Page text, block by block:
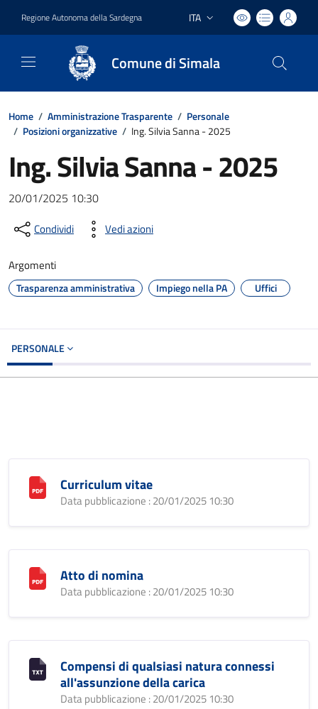
Regione Autonoma della Sardegna Lingua attiva:
ITA
Comune di Simala
Home / Amministrazione Trasparente / Personale
/ Posizioni organizzative / Ing. Silvia Sanna - 2025
Ing. Silvia Sanna - 2025
20/01/2025 10:30
Condividi Vedi azioni
Argomenti
Trasparenza amministrativa Impiego nella PA Uffici
PERSONALE
Curriculum vitae
Data pubblicazione : 20/01/2025 10:30
Atto di nomina
Data pubblicazione : 20/01/2025 10:30
Compensi di qualsiasi natura connessi
all'assunzione della carica
Data pubblicazione : 20/01/2025 10:30